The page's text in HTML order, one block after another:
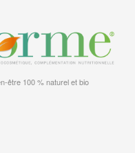
être 100 % naturel et bio